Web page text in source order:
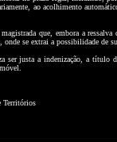
ao acolhimento
que, embora a
se extrai a possibilidade de
ser justa a indenização, a
Territórios